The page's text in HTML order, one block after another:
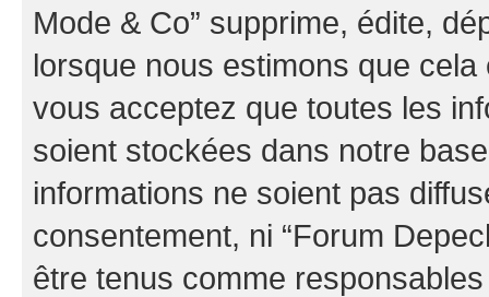
Mode & Co” supprime, édite,
lorsque nous estimons que cela
vous acceptez que toutes les
soient stockées dans notre
informations ne soient pas
consentement, ni “Forum
être tenus comme